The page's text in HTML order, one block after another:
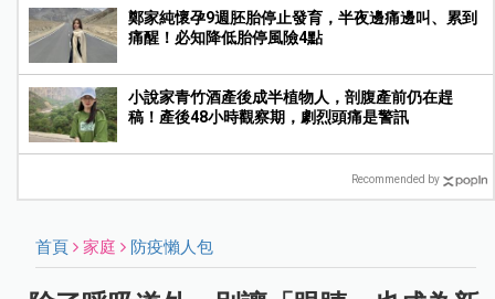
鄭家純懷孕9週胚胎停止發育，半夜邊痛邊叫、累到
痛醒！必知降低胎停風險4點
小說家青竹酒產後成半植物人，剖腹產前仍在趕
稿！產後48小時觀察期，劇烈頭痛是警訊
Recommended by
首頁 家庭 防疫懶人包